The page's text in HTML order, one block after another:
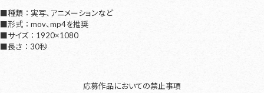
■種類 ： 実写、アニメーションなど
■形式 ： mov、mp4を推奨
■サイズ ： 1920×1080
■長さ ： 30秒
応募作品においての禁止事項